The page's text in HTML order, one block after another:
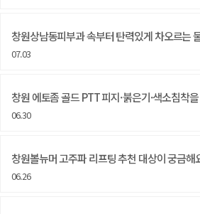
창원상남동피부과 속부터 탄력있게 차오르는
07.03
창원 에토좀 골드 PTT 피지·붉은기·색소침착
06.30
창원볼뉴머 고주파 리프팅 추천 대상이 궁금해
06.26